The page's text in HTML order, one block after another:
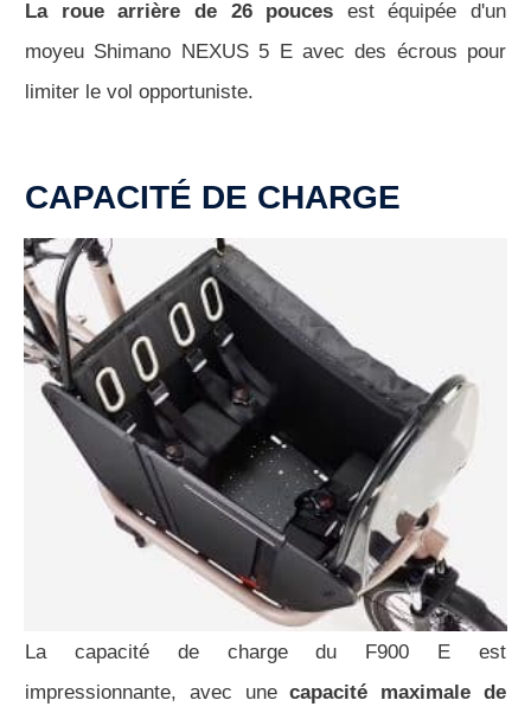
La roue arrière de 26 pouces est équipée d'un
moyeu Shimano NEXUS 5 E avec des écrous pour
limiter le vol opportuniste.
CAPACITÉ DE CHARGE
La capacité de charge du F900 E est
impressionnante, avec unecapacité maximale de